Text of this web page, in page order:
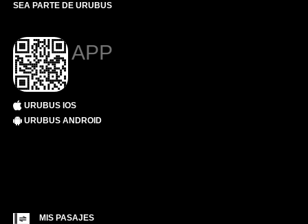
SEA PARTE DE URUBUS
APP
URUBUS IOS
URUBUS ANDROID
MIS PASAJES